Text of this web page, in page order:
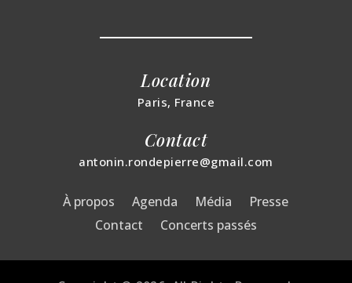
Location
Paris, France
Contact
antonin.rondepierre@gmail.com
À propos Agenda Média
Presse
Contact
Concerts passés